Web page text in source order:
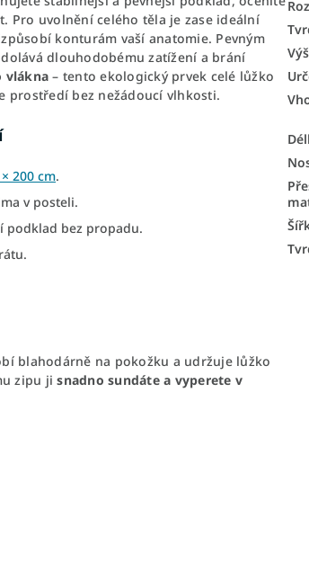
Pro uvolnění celého těla je zase ideální
konturám vaší anatomie. Pevným
dlouhodobému zatížení a brání
vlákna – tento ekologický prvek celé lůžko
prostředí bez nežádoucí vlhkosti.
200 cm.
v posteli.
podklad bez propadu.
blahodárně na pokožku a udržuje lůžko
zipu jisnadno sundáte a vyperete v